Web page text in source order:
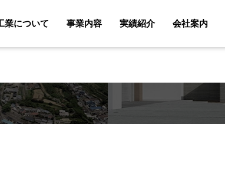
業について 事業内容 実績紹介 会社案内